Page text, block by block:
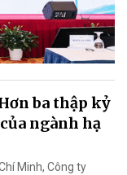
ba thập kỷ
ngành hạ
Minh, Công ty